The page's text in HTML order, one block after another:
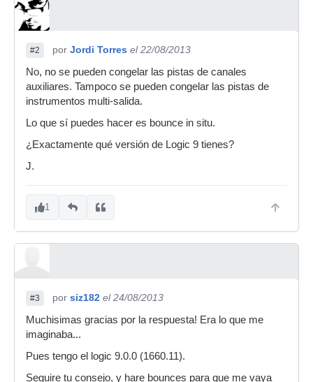
#2 por Jordi Torres el 22/08/2013
No, no se pueden congelar las pistas de canales
auxiliares. Tampoco se pueden congelar las pistas de
instrumentos multi-salida.
Lo que sí puedes hacer es bounce in situ.
¿Exactamente qué versión de Logic 9 tienes?
J.
1
#3 por siz182 el 24/08/2013
Muchisimas gracias por la respuesta! Era lo que me
imaginaba...
Pues tengo el logic 9.0.0 (1660.11).
Seguire tu consejo, y hare bounces para que me vaya